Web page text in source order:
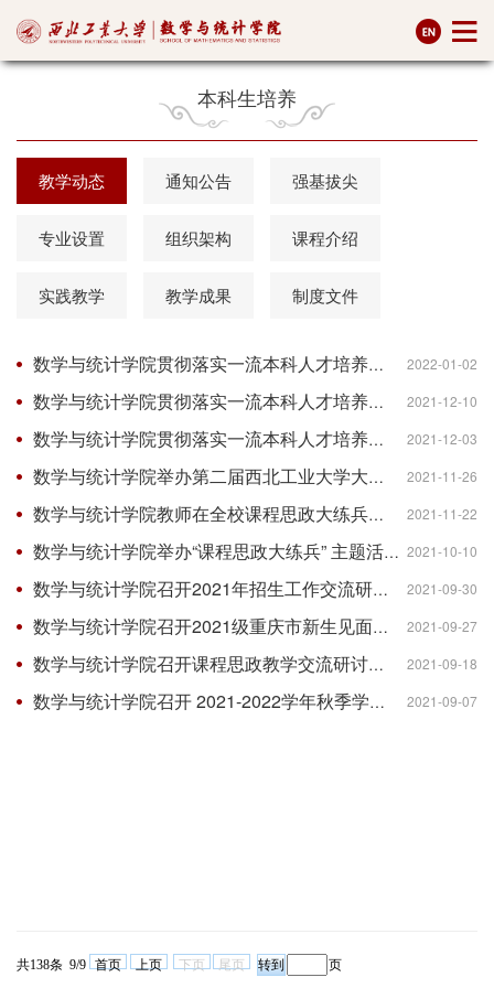
本科生培养
教学动态 通知公告 强基拔尖
专业设置 组织架构 课程介绍
实践教学 教学成果 制度文件
数学与统计学院贯彻落实一流本科人才培养行动计划之——课程思政素材案例分组分享交流会 2022-01-02
数学与统计学院贯彻落实一流本科人才培养行动计划之——大学数学课程思政素材案例交流研讨会 2021-12-10
数学与统计学院贯彻落实一流本科人才培养行动计划之——本科期中教学档案专项检查 2021-12-03
数学与统计学院举办第二届西北工业大学大学生数学竞赛颁奖典礼 2021-11-26
数学与统计学院教师在全校课程思政大练兵主题活动中获优异成绩 2021-11-22
数学与统计学院举办“课程思政大练兵” 主题活动 2021-10-10
数学与统计学院召开2021年招生工作交流研讨会 2021-09-30
数学与统计学院召开2021级重庆市新生见面会 2021-09-27
数学与统计学院召开课程思政教学交流研讨会 2021-09-18
数学与统计学院召开 2021-2022学年秋季学期 “数学强基班”师生交流座谈会 2021-09-07
共138条 9/9 首页 上页 下页 尾页 页